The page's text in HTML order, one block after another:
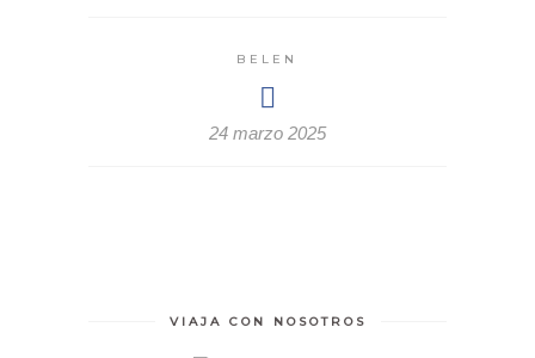
BELEN
24 marzo 2025
VIAJA CON NOSOTROS